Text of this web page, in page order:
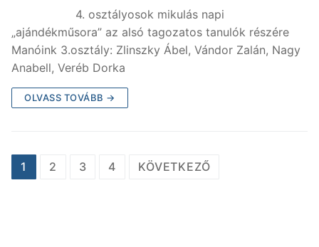
4. osztályosok mikulás napi
„ajándékműsora” az alsó tagozatos tanulók részére
Manóink 3.osztály: Zlinszky Ábel, Vándor Zalán, Nagy
Anabell, Veréb Dorka
OLVASS TOVÁBB →
1 2 3 4 KÖVETKEZŐ